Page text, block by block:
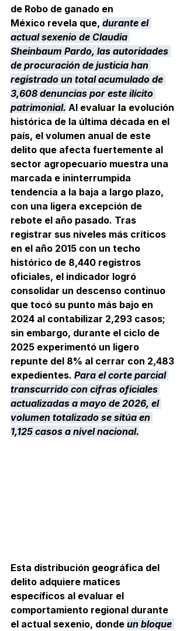
de Robo de ganado en
México revela que, durante el
actual sexenio de Claudia
Sheinbaum Pardo, las autoridades
de procuración de justicia han
registrado un total acumulado de
3,608 denuncias por este ilícito
patrimonial. Al evaluar la evolución
histórica de la última década en el
país, el volumen anual de este
delito que afecta fuertemente al
sector agropecuario muestra una
marcada e ininterrumpida
tendencia a la baja a largo plazo,
con una ligera excepción de
rebote el año pasado. Tras
registrar sus niveles más críticos
en el año 2015 con un techo
histórico de 8,440 registros
oficiales, el indicador logró
consolidar un descenso continuo
que tocó su punto más bajo en
2024 al contabilizar 2,293 casos;
sin embargo, durante el ciclo de
2025 experimentó un ligero
repunte del 8% al cerrar con 2,483
expedientes. Para el corte parcial
transcurrido con cifras oficiales
actualizadas a mayo de 2026, el
volumen totalizado se sitúa en
1,125 casos a nivel nacional.
Esta distribución geográfica del
delito adquiere matices
específicos al evaluar el
comportamiento regional durante
el actual sexenio, donde un bloque